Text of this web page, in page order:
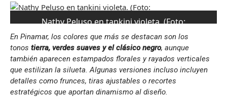
Nathy Peluso en tankini violeta. (Foto:
En Pinamar, los colores que más se destacan son los
tonos tierra, verdes suaves y el clásico negro, aunque
también aparecen estampados florales y rayados verticales
que estilizan la silueta. Algunas versiones incluso incluyen
detalles como frunces, tiras ajustables o recortes
estratégicos que aportan dinamismo al diseño.